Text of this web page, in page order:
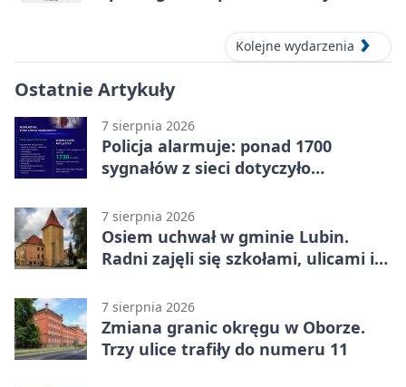
Kolejne wydarzenia
Ostatnie Artykuły
7 sierpnia 2026
Policja alarmuje: ponad 1700
sygnałów z sieci dotyczyło
7 sierpnia 2026
Osiem uchwał w gminie Lubin.
Radni zajęli się szkołami, ulicami i
7 sierpnia 2026
Zmiana granic okręgu w Oborze.
Trzy ulice trafiły do numeru 11